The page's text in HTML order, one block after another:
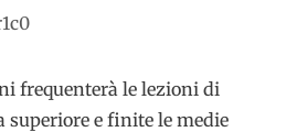
frequenterà le lezioni di
superiore e finite le medie